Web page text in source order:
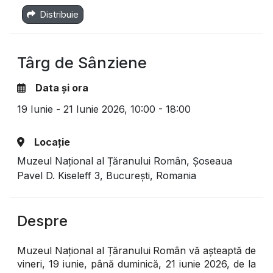
Distribuie
Târg de Sânziene
Data și ora
19 Iunie - 21 Iunie 2026, 10:00 - 18:00
Locație
Muzeul Național al Țăranului Român, Şoseaua
Pavel D. Kiseleff 3, București, Romania
Despre
Muzeul Național al Țăranului Român vă așteaptă de
vineri, 19 iunie, până duminică, 21 iunie 2026, de la